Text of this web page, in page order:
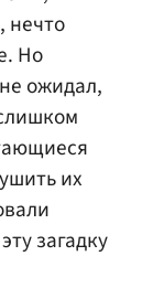
нечто
Но
ожидал,
их
загадку